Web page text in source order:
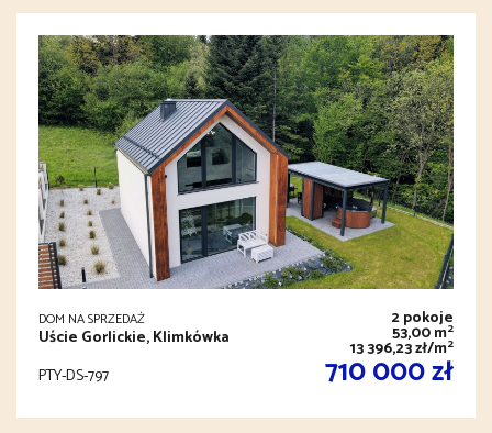
DOM NA SPRZEDAŻ
Uście Gorlickie, Klimkówka
2 pokoje
53,00 m2
13 396,23 zł/m2
PTY-DS-797 710 000 zł